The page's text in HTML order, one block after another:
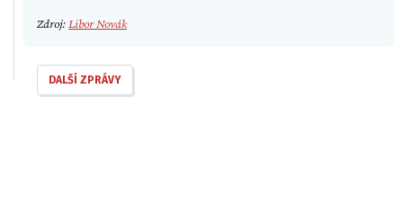
Zdroj:Libor Novák
DALŠÍ ZPRÁVY